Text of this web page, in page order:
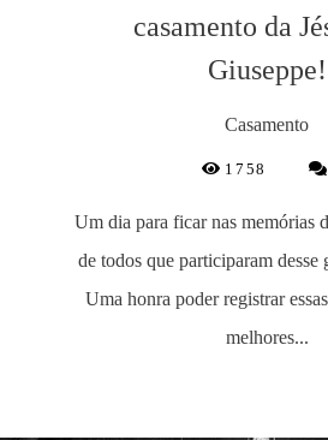
casamento da
Giuseppe!
Casamento
1758
Um dia para ficar nas memórias
de todos que participaram desse
Uma honra poder registrar
melhores...